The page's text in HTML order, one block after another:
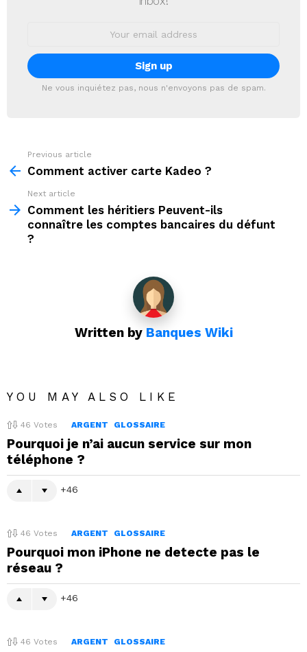
Ne vous inquiétez pas, nous n'envoyons pas de spam.
more
Previous article
Comment activer carte Kadeo ?
Next article
Comment les héritiers Peuvent-ils
connaître les comptes bancaires du défunt
?
Written by Banques Wiki
YOU MAY ALSO LIKE
46 Votes ARGENT GLOSSAIRE
Pourquoi je n’ai aucun service sur mon
téléphone ?
46
46 Votes ARGENT GLOSSAIRE
Pourquoi mon iPhone ne detecte pas le
réseau ?
46
46 Votes ARGENT GLOSSAIRE